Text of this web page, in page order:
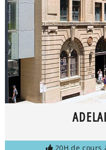
20H de cours